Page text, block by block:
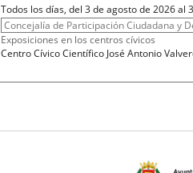
Fechas
del
evento
Todos los días, del 3 de agosto de 2026 al
Organizador
de
actividad
Concejalía de Participación Ciudadana y
Programa
Exposiciones en los centros cívicos
Espacio
Centro Cívico Científico José Antonio